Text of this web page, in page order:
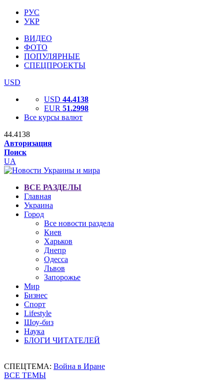
РУС
УКР
ВИДЕО
ФОТО
ПОПУЛЯРНЫЕ
СПЕЦПРОЕКТЫ
USD
USD 44.4138
EUR 51.2998
Все курсы валют
44.4138
Авторизация
Поиск
UA
ВСЕ РАЗДЕЛЫ
Главная
Украина
Город
Все новости раздела
Киев
Харьков
Днепр
Одесса
Львов
Запорожье
Мир
Бизнес
Спорт
Lifestyle
Шоу-биз
Наука
БЛОГИ ЧИТАТЕЛЕЙ
СПЕЦТЕМА: Война в Иране
ВСЕ ТЕМЫ